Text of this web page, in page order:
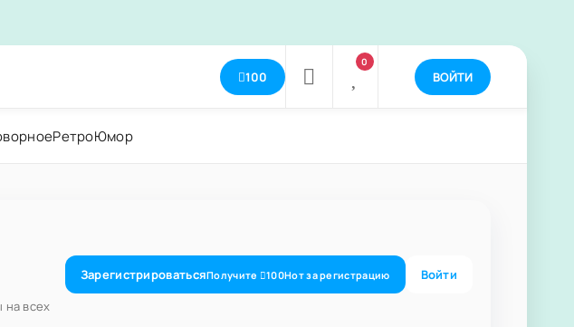
100
0
ВОЙТИ
РетроЮмор
на всех
ЗарегистрироватьсяПолучите 100Нотза регистрацию Войти